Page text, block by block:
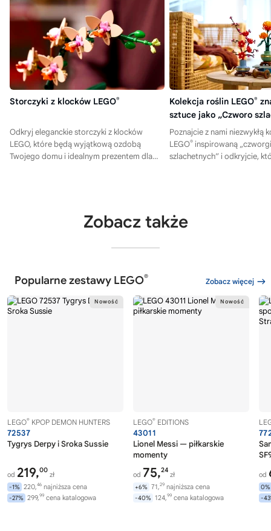
Storczyki z klocków LEGO®
Odkryj eleganckie storczyki z klocków
LEGO, które będą wyjątkową ozdobą
Twojego domu i idealnym prezentem dla
Kolekcja roślin LEGO®
sztuce jako „Czworo
Poznajcie z nami niezwykłą
LEGO® inspirowaną
szlachetnych” i odkryjcie,
Zobacz także
Popularne zestawy LEGO® Zobacz więcej
LEGO® KPOP DEMON HUNTERS
72537
Tygrys Derpy i Sroka Sussie
od 219,00
zł
-1% 220,46 najniższa cena
-27% 299,99 cena katalogowa
LEGO® EDITIONS
43011
Lionel Messi — piłkarskie
momenty
od 75,24
zł
+6% 71,29 najniższa cena
-40% 124,99 cena katalogowa
od
0%
-